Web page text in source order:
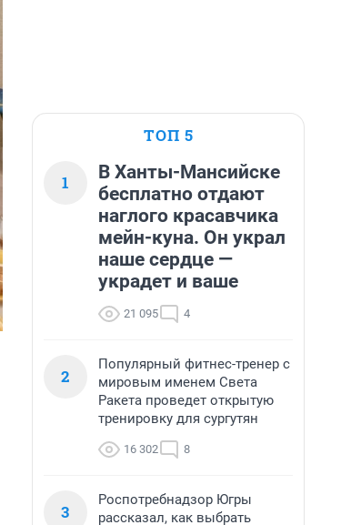
ТОП 5
1
В Ханты-Мансийске
бесплатно отдают
наглого красавчика
мейн-куна. Он украл
наше сердце —
украдет и ваше
21 095 4
2
Популярный фитнес-тренер с
мировым именем Света
Ракета проведет открытую
тренировку для сургутян
16 302 8
3
Роспотребнадзор Югры
рассказал, как выбрать